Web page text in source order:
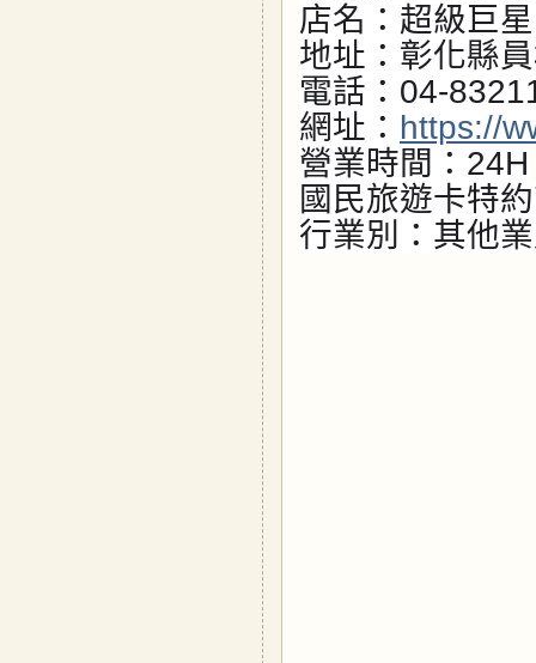
店名：超級巨
地址：彰化縣
電話：04-
網址： https://
營業時間：24H
國民旅遊卡特
行業別：其他